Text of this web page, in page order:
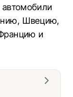
автомобили
Швецию,
и